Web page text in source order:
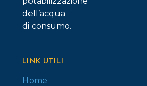
dell’acqua
di consumo.
LINK UTILI
Home